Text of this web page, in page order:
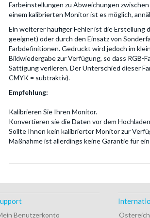
Farbeinstellungen zu Abweichungen
einem kalibrierten Monitor ist es möglich,
Ein weiterer häufiger Fehler ist die Erstellung
geeignet) oder durch den Einsatz von
Farbdefinitionen. Gedruckt wird jedoch im
Bildwiedergabe zur Verfügung, so dass RGB-
Sättigung verlieren. Der Unterschied dieser
CMYK = subtraktiv).
Empfehlung:
Kalibrieren Sie Ihren Monitor.
Konvertieren sie die Daten vor dem
Sollte Ihnen kein kalibrierter Monitor zur
Maßnahme ist allerdings keine Garantie für
Benutzerkonto Östereich